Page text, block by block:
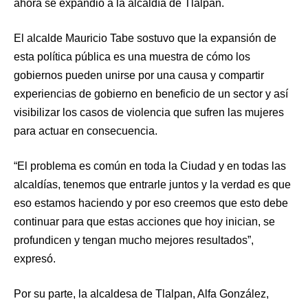
ahora se expandió a la alcaldía de Tlalpan.
El alcalde Mauricio Tabe sostuvo que la expansión de
esta política pública es una muestra de cómo los
gobiernos pueden unirse por una causa y compartir
experiencias de gobierno en beneficio de un sector y así
visibilizar los casos de violencia que sufren las mujeres
para actuar en consecuencia.
“El problema es común en toda la Ciudad y en todas las
alcaldías, tenemos que entrarle juntos y la verdad es que
eso estamos haciendo y por eso creemos que esto debe
continuar para que estas acciones que hoy inician, se
profundicen y tengan mucho mejores resultados”,
expresó.
Por su parte, la alcaldesa de Tlalpan, Alfa González,